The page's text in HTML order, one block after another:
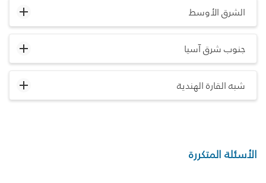
الشرق الأوسط
جنوب شرق آسيا
شبه القارة الهندية
الأسئلة المتكررة